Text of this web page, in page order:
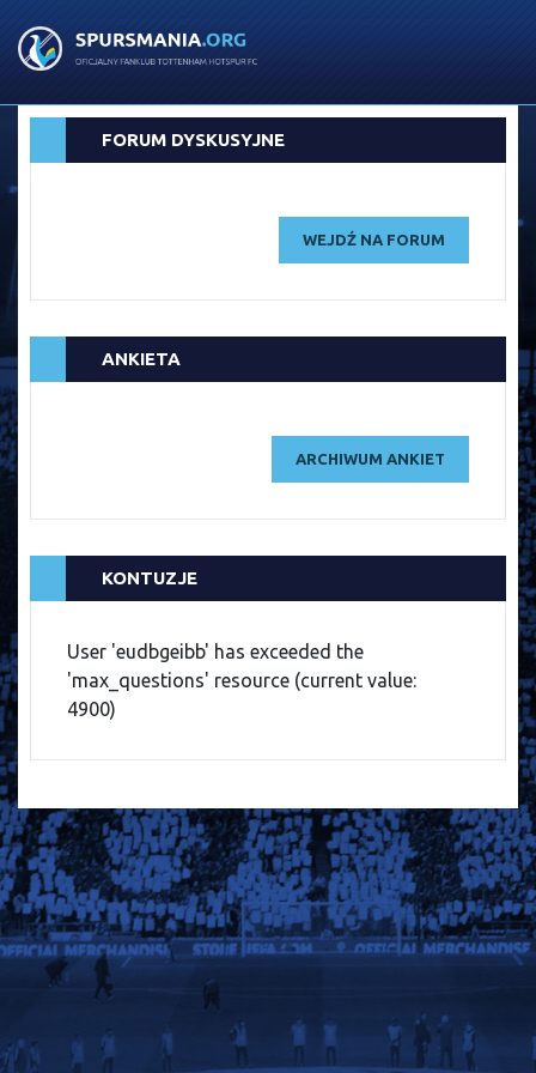
FORUM DYSKUSYJNE
WEJDŹ NA FORUM
ANKIETA
ARCHIWUM ANKIET
KONTUZJE
User 'eudbgeibb' has exceeded the
'max_questions' resource (current value:
4900)